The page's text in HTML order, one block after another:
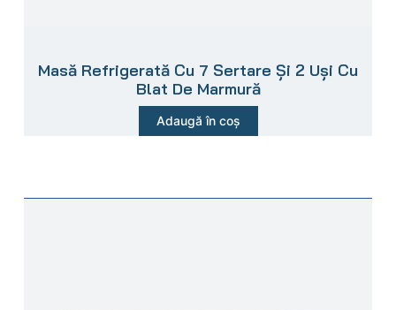
Masă Refrigerată Cu 7 Sertare Și 2 Uși Cu
Blat De Marmură
Adaugă în coș